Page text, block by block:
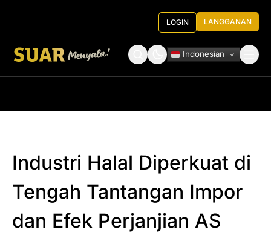
LOGIN LANGGANAN
Indonesian
Industri Halal Diperkuat di
Tengah Tantangan Impor
dan Efek Perjanjian AS